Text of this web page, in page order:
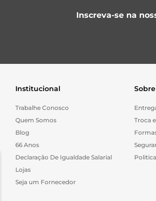
Inscreva-se na
Institucional
Trabalhe Conosco
Quem Somos
Blog
66 Anos
Declaração De Igualdade Salarial
Lojas
Seja um Fornecedor
Troca